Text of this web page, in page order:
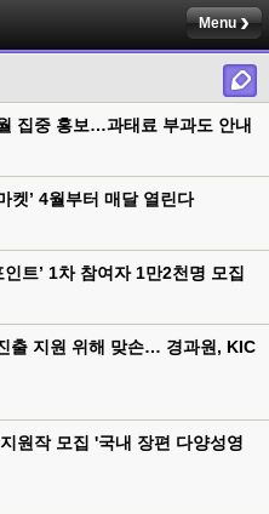
Menu
집중 홍보…과태료 부과도 안내
켓’ 4월부터 매달 열린다
트’ 1차 참여자 1만2천명 모집
출 지원 위해 맞손… 경과원, KIC
원작 모집 '국내 장편 다양성영